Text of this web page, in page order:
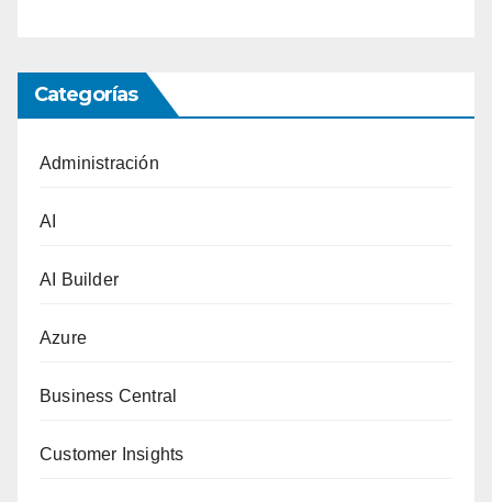
Categorías
Administración
AI
AI Builder
Azure
Business Central
Customer Insights